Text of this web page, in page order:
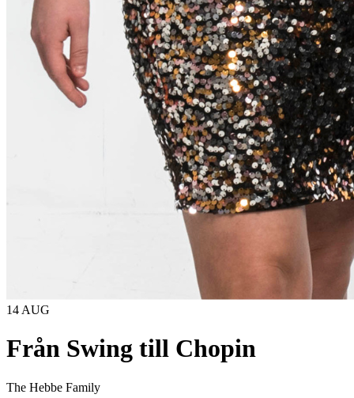
14 AUG
Från Swing till Chopin
The Hebbe Family